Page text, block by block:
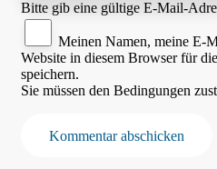
Bitte gib eine gültige E-Mail-
Meinen Namen, meine E-
Website in diesem Browser für
speichern.
Sie müssen den Bedingungen
Kommentar abschicken